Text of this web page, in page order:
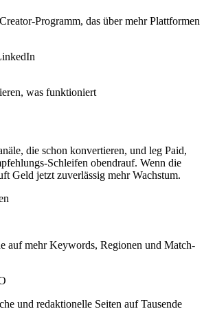
Programm, das über mehr Plattformen
was funktioniert
die schon konvertieren, und leg Paid,
Schleifen obendrauf. Wenn die
Geld jetzt zuverlässig mehr Wachstum.
auf mehr Keywords, Regionen und Match-
und redaktionelle Seiten auf Tausende